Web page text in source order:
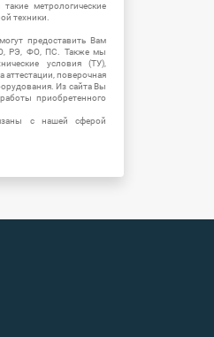
метрологические
техники.
предоставить Вам
РЭ, ФО, ПС. Также мы
условия (ТУ),
аттестации, поверочная
Из сайта Вы
приобретенного
с нашей сферой